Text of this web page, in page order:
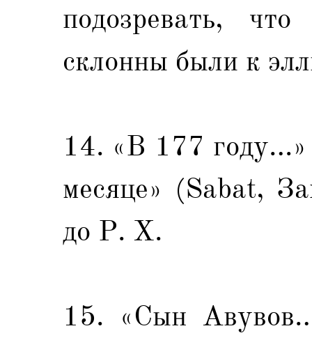
подозревать,
склонны были к
14. «В 177 году…»
месяце» (Sabat,
до Р. Х.
15. «Сын